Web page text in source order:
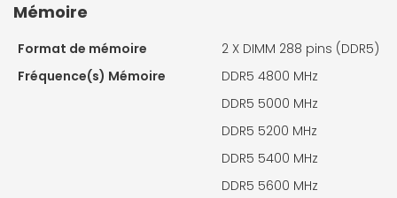
Mémoire
Format de mémoire 2 X DIMM 288 pins (DDR5)
Fréquence(s) Mémoire
DDR5 4800 MHz
DDR5 5000 MHz
DDR5 5200 MHz
DDR5 5400 MHz
DDR5 5600 MHz